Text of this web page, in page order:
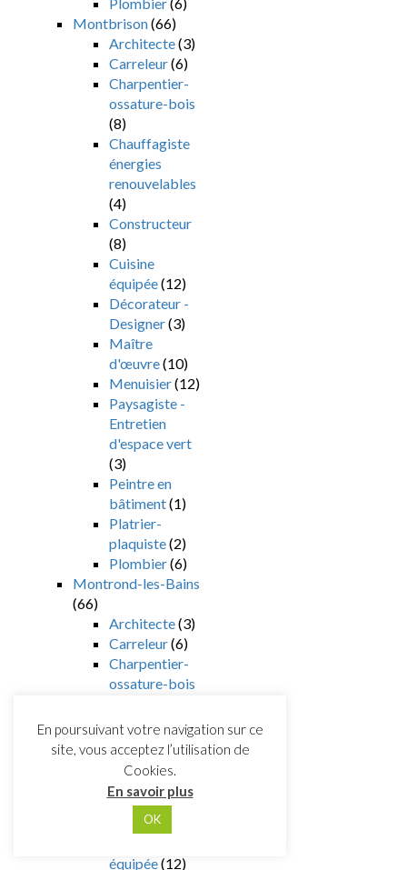
Montbrison(66)
Architecte(3)
Carreleur(6)
Charpentier-
ossature-bois
(8)
Chauffagiste
énergies
renouvelables
(4)
Constructeur
(8)
Cuisine
équipée(12)
Décorateur -
Designer(3)
Maître
d'œuvre(10)
Menuisier(12)
Paysagiste -
Entretien
d'espace vert
(3)
Peintre en
bâtiment(1)
Platrier-
plaquiste(2)
Plombier(6)
Montrond-les-Bains
(66)
Architecte(3)
Carreleur(6)
Charpentier-
ossature-bois
Chauffagiste
énergies
renouvelables
(4)
Constructeur
équipée(12)
En poursuivant votre navigation sur ce
site, vous acceptez l’utilisation de
Cookies.
En savoir plus
OK